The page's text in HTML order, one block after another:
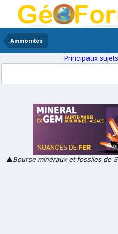
Ammonites
Principaux
▲Bourse minéraux et fossiles de